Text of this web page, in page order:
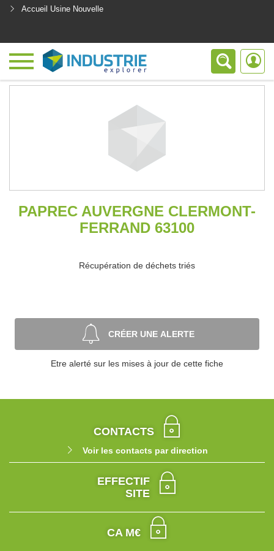
Accueil Usine Nouvelle
PAPREC AUVERGNE CLERMONT-
FERRAND 63100
Récupération de déchets triés
CRÉER UNE ALERTE
Etre alerté sur les mises à jour de cette fiche
CONTACTS
Voir les contacts par direction
EFFECTIF
SITE
CA M€